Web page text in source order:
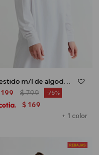
Vestido m/l de algodón - Blanco
+ 1 color
199 $799 75
$ 169